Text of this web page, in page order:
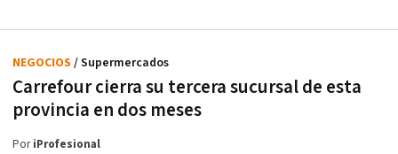
Carrefour cierra su tercera sucursal de esta
provincia en dos meses
NEGOCIOS / Supermercados
PoriProfesional